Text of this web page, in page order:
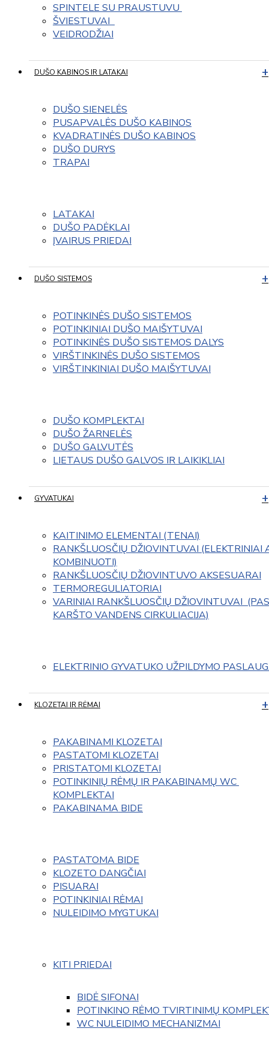
SPINTELE SU PRAUSTUVU
ŠVIESTUVAI
VEIDRODŽIAI
DUŠO KABINOS IR LATAKAI
DUŠO SIENELĖS
PUSAPVALĖS DUŠO KABINOS
KVADRATINĖS DUŠO KABINOS
DUŠO DURYS
TRAPAI
LATAKAI
DUŠO PADĖKLAI
ĮVAIRUS PRIEDAI
DUŠO SISTEMOS
POTINKINĖS DUŠO SISTEMOS
POTINKINIAI DUŠO MAIŠYTUVAI
POTINKINĖS DUŠO SISTEMOS DALYS
VIRŠTINKINĖS DUŠO SISTEMOS
VIRŠTINKINIAI DUŠO MAIŠYTUVAI
DUŠO KOMPLEKTAI
DUŠO ŽARNELĖS
DUŠO GALVUTĖS
LIETAUS DUŠO GALVOS IR LAIKIKLIAI
GYVATUKAI
KAITINIMO ELEMENTAI (TENAI)
RANKŠLUOSČIŲ DŽIOVINTUVAI (ELEKTRINIAI
KOMBINUOTI)
RANKŠLUOSČIŲ DŽIOVINTUVO AKSESUARAI
TERMOREGULIATORIAI
VARINIAI RANKŠLUOSČIŲ DŽIOVINTUVAI
KARŠTO VANDENS CIRKULIACIJA)
ELEKTRINIO GYVATUKO UŽPILDYMO
KLOZETAI IR RĖMAI
PAKABINAMI KLOZETAI
PASTATOMI KLOZETAI
PRISTATOMI KLOZETAI
POTINKINIŲ RĖMŲ IR PAKABINAMŲ WC
KOMPLEKTAI
PAKABINAMA BIDE
PASTATOMA BIDE
KLOZETO DANGČIAI
PISUARAI
POTINKINIAI RĖMAI
NULEIDIMO MYGTUKAI
KITI PRIEDAI
BIDĖ SIFONAI
POTINKINO RĖMO TVIRTINIMŲ
WC NULEIDIMO MECHANIZMAI